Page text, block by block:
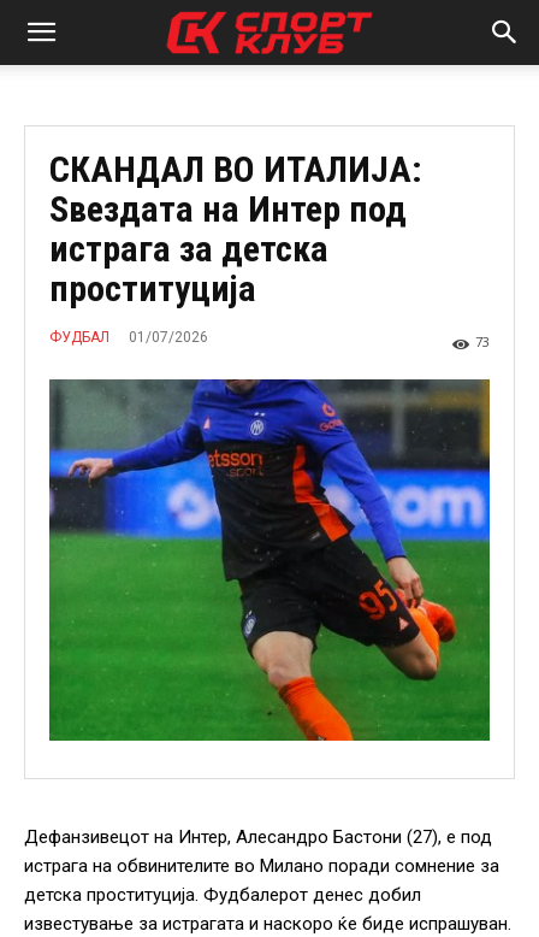
СКАНДАЛ ВО ИТАЛИЈА:
Ѕвездата на Интер под
истрага за детска
проституција
ФУДБАЛ 01/07/2026 73
Дефанзивецот на Интер, Алесандро Бастони (27), е под
истрага на обвинителите во Милано поради сомнение за
детска проституција. Фудбалерот денес добил
известување за истрагата и наскоро ќе биде испрашуван.